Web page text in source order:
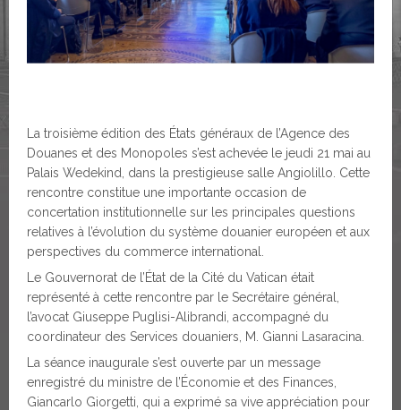
La troisième édition des États généraux de l’Agence des
Douanes et des Monopoles s’est achevée le jeudi 21 mai au
Palais Wedekind, dans la prestigieuse salle Angiolillo. Cette
rencontre constitue une importante occasion de
concertation institutionnelle sur les principales questions
relatives à l’évolution du système douanier européen et aux
perspectives du commerce international.
Le Gouvernorat de l’État de la Cité du Vatican était
représenté à cette rencontre par le Secrétaire général,
l’avocat Giuseppe Puglisi-Alibrandi, accompagné du
coordinateur des Services douaniers, M. Gianni Lasaracina.
La séance inaugurale s’est ouverte par un message
enregistré du ministre de l’Économie et des Finances,
Giancarlo Giorgetti, qui a exprimé sa vive appréciation pour